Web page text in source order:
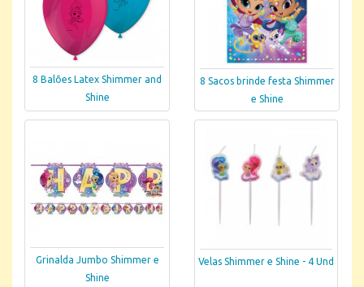
8 Balões Latex Shimmer and
Shine
8 Sacos brinde festa Shimmer
e Shine
Grinalda Jumbo Shimmer e
Shine
Velas Shimmer e Shine - 4 Und